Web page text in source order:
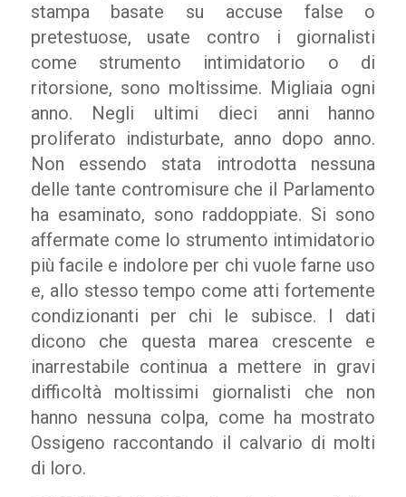
stampa basate su accuse false o
pretestuose, usate contro i giornalisti
come strumento intimidatorio o di
ritorsione, sono moltissime. Migliaia ogni
anno. Negli ultimi dieci anni hanno
proliferato indisturbate, anno dopo anno.
Non essendo stata introdotta nessuna
delle tante contromisure che il Parlamento
ha esaminato, sono raddoppiate. Si sono
affermate come lo strumento intimidatorio
più facile e indolore per chi vuole farne uso
e, allo stesso tempo come atti fortemente
condizionanti per chi le subisce. I dati
dicono che questa marea crescente e
inarrestabile continua a mettere in gravi
difficoltà moltissimi giornalisti che non
hanno nessuna colpa, come ha mostrato
Ossigeno raccontando il calvario di molti
di loro.